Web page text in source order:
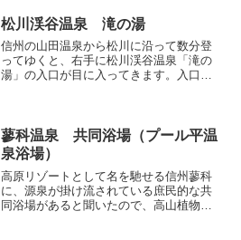
土手下に位置している「つ...
松川渓谷温泉 滝の湯
信州の山田温泉から松川に沿って数分登
ってゆくと、右手に松川渓谷温泉「滝の
湯」の入口が目に入ってきます。入口ゲ
に入るとまずは内湯の...
蓼科温泉 共同浴場（プール平温
泉浴場）
高原リゾートとして名を馳せる信州蓼科
に、源泉が掛け流されている庶民的な共
同浴場があると聞いたので、高山植物の